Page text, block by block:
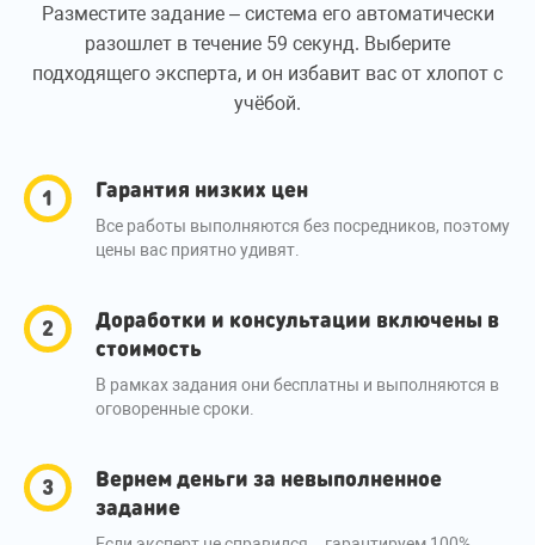
Разместите задание – система его автоматически
разошлет в течение 59 секунд. Выберите
подходящего эксперта, и он избавит вас от хлопот с
учёбой.
Гарантия низких цен
Все работы выполняются без посредников, поэтому
цены вас приятно удивят.
Доработки и консультации включены в
стоимость
В рамках задания они бесплатны и выполняются в
оговоренные сроки.
Вернем деньги за невыполненное
задание